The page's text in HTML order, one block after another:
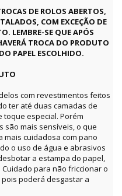
DE ROLOS ABERTOS,
COM EXCEÇÃO DE
LEMBRE-SE QUE APÓS
TROCA DO PRODUTO
PAPEL ESCOLHIDO.
com revestimentos feitos
ter até duas camadas de
especial. Porém
são mais sensíveis, o que
mais cuidadosa com pano
o uso de água e abrasivos
a estampa do papel,
para não friccionar o
poderá desgastar a